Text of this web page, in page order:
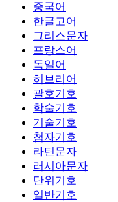
중국어
한글고어
그리스문자
프랑스어
독일어
히브리어
괄호기호
학술기호
기술기호
첨자기호
라틴문자
러시아문자
단위기호
일반기호